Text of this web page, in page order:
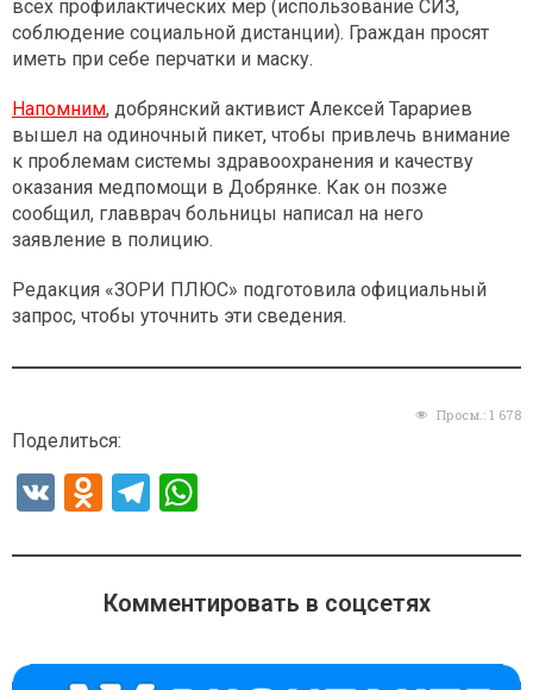
всех профилактических мер (использование СИЗ,
соблюдение социальной дистанции). Граждан просят
иметь при себе перчатки и маску.
Напомним, добрянский активист Алексей Тарариев
вышел на одиночный пикет, чтобы привлечь внимание
к проблемам системы здравоохранения и качеству
оказания медпомощи в Добрянке. Как он позже
сообщил, главврач больницы написал на него
заявление в полицию.
Редакция «ЗОРИ ПЛЮС» подготовила официальный
запрос, чтобы уточнить эти сведения.
Просм.: 1 678
Поделиться:
V
O
n
o
T
e
gr
at
s
Комментировать в соцсетях